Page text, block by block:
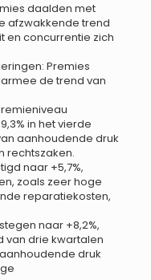
daalden met
afzwakkende trend
en concurrentie zich
Premies
de trend van
in het vierde
aanhoudende druk
rechtszaken.
naar +5,7%,
zoals zeer hoge
reparatiekosten,
naar +8,2%,
van drie kwartalen
druk